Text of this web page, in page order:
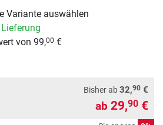
Variante auswählen
von 99,00 €
Bisher ab32,90 €
ab 29,90 €